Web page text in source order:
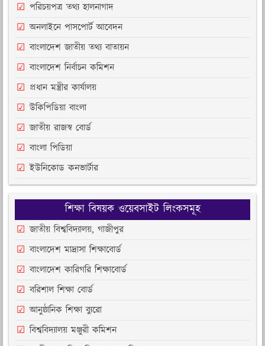
পরিচয়পত্র তথ্য হালনাগাদ
অনলাইনে পাসপোর্ট আবেদন
বাংলাদেশ জাতীয় তথ্য বাতায়ন
বাংলাদেশ নির্বাচন কমিশন
প্রধান মন্ত্রীর কার্যালয়
উকিপিডিয়া বাংলা
জাতীয় রাজস্ব বোর্ড
বাংলা পিডিয়া
ইউনিকোড কনভার্টার
শিক্ষা বিষয়ক ওয়েবসাইট লিংকসমূহ
জাতীয় বিশ্ববিদ্যালয়, গাজীপুর
বাংলাদেশ মাদ্রাসা শিক্ষাবোর্ড
বাংলাদেশ কারিগরি শিক্ষাবোর্ড
বরিশাল শিক্ষা বোর্ড
আনুষ্ঠানিক শিক্ষা ব্যুরো
বিশ্ববিদ্যালয় মঞ্জুরী কমিশন